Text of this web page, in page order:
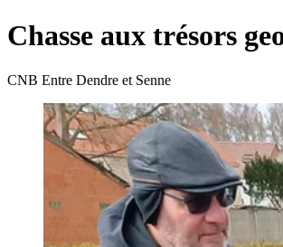
Chasse aux trésors
CNB Entre Dendre et Senne